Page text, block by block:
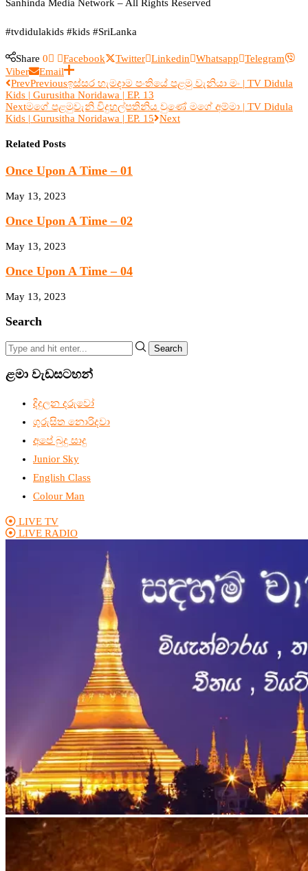
Sanhinda Media Network – All Rights Reserved
#tvdidulakids #kids #SriLanka
Share 0 Facebook Twitter Linkedin Whatsapp
Telegram
Viber
Email
PrevPreviousඉස්සර හැමදාම පංතියේ පළමු වැනියා මං | TV Didula
Kids | Gurusitha Noridawa | EP. 13
Nextමගේ පළමුවැනි විදුහල්පතිනිය වුණේ මගේ අම්මා | TV Didula
Kids | Gurusitha Noridawa | EP. 15 Next
Related Posts
Once Upon A Time – 01
May 13, 2023
Once Upon A Time – 02
May 13, 2023
Once Upon A Time – 04
May 13, 2023
Search
Search
ළමා වැඩසටහන්
දිදුලන දරුවෝ
ගුරුසිත නොරිදවා
අපේ බුදු සාදු
Junior Sky
English Class
Colour Man
LIVE TV
LIVE RADIO